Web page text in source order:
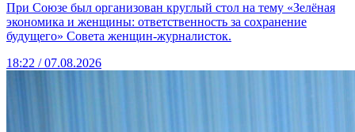
При Союзе был организован круглый стол на тему «Зелёная
экономика и женщины: ответственность за сохранение
будущего» Совета женщин-журналисток.
18:22 / 07.08.2026